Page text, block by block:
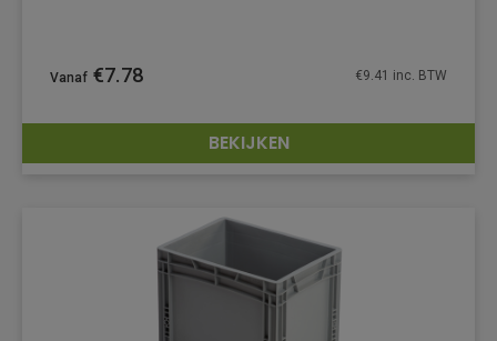
DETAILS
€7.78 €9.41 inc. BTW
BEKIJKEN